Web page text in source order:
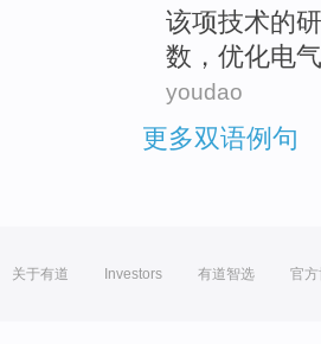
该项技术的
数 ， 优化电气
youdao
更多双语例句
关于有道 Investors 有道智选 官方